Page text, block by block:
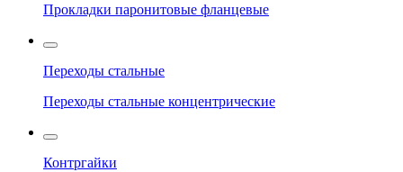
Прокладки паронитовые фланцевые
Переходы стальные
Переходы стальные концентрические
Контргайки